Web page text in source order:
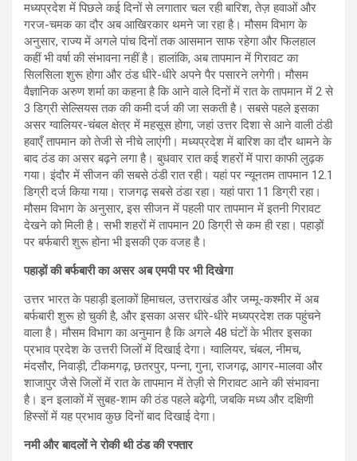
मध्यप्रदेश में पिछले कई दिनों से लगातार चल रही बारिश, तेज़ हवाओं और
गरज-चमक का दौर अब आखिरकार थमने जा रहा है। मौसम विभाग के
अनुसार, राज्य में अगले पांच दिनों तक आसमान साफ रहेगा और फिलहाल
कहीं भी वर्षा की संभावना नहीं है। हालांकि, अब तापमान में गिरावट का
सिलसिला शुरू होगा और ठंड धीरे-धीरे अपने पैर पसारने लगेगी। मौसम
वैज्ञानिक अरुण शर्मा का कहना है कि आने वाले दिनों में रात के तापमान में 2 से
3 डिग्री सेल्सियस तक की कमी दर्ज की जा सकती है। सबसे पहले इसका
असर ग्वालियर-चंबल क्षेत्र में महसूस होगा, जहां उत्तर दिशा से आने वाली ठंडी
हवाएँ तापमान को तेजी से नीचे लाएंगी। मध्यप्रदेश में बारिश का दौर थामने के
बाद ठंड का असर बढ़ने लगा है। बुधवार रात कई शहरों में पारा काफी लुढ़क
गया। इंदौर में सीजन की सबसे ठंडी रात रही। यहां पर न्यूनतम तापमान 12.1
डिग्री दर्ज किया गया। राजगढ़ सबसे ठंडा रहा। यहां पारा 11 डिग्री रहा।
मौसम विभाग के अनुसार, इस सीजन में पहली पार तापमान में इतनी गिरावट
देखने को मिली है। सभी शहरों में तापमान 20 डिग्री से कम ही रहा। पहाड़ों
पर बर्फबारी शुरू होना भी इसकी एक वजह है।
पहाड़ों की बर्फबारी का असर अब एमपी पर भी दिखेगा
उत्तर भारत के पहाड़ी इलाकों हिमाचल, उत्तराखंड और जम्मू-कश्मीर में अब
बर्फबारी शुरू हो चुकी है, और इसका असर धीरे-धीरे मध्यप्रदेश तक पहुंचने
वाला है। मौसम विभाग का अनुमान है कि अगले 48 घंटों के भीतर इसका
प्रभाव प्रदेश के उत्तरी जिलों में दिखाई देगा। ग्वालियर, चंबल, नीमच,
मंदसौर, निवाड़ी, टीकमगढ़, छतरपुर, पन्ना, गुना, राजगढ़, आगर-मालवा और
शाजापुर जैसे जिलों में रात के तापमान में तेज़ी से गिरावट आने की संभावना
है। इन इलाकों में सुबह-शाम की ठंड पहले बढ़ेगी, जबकि मध्य और दक्षिणी
हिस्सों में यह प्रभाव कुछ दिनों बाद दिखाई देगा।
नमी और बादलों ने रोकी थी ठंड की रफ्तार